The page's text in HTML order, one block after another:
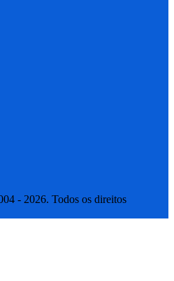
- 2026. Todos os direitos